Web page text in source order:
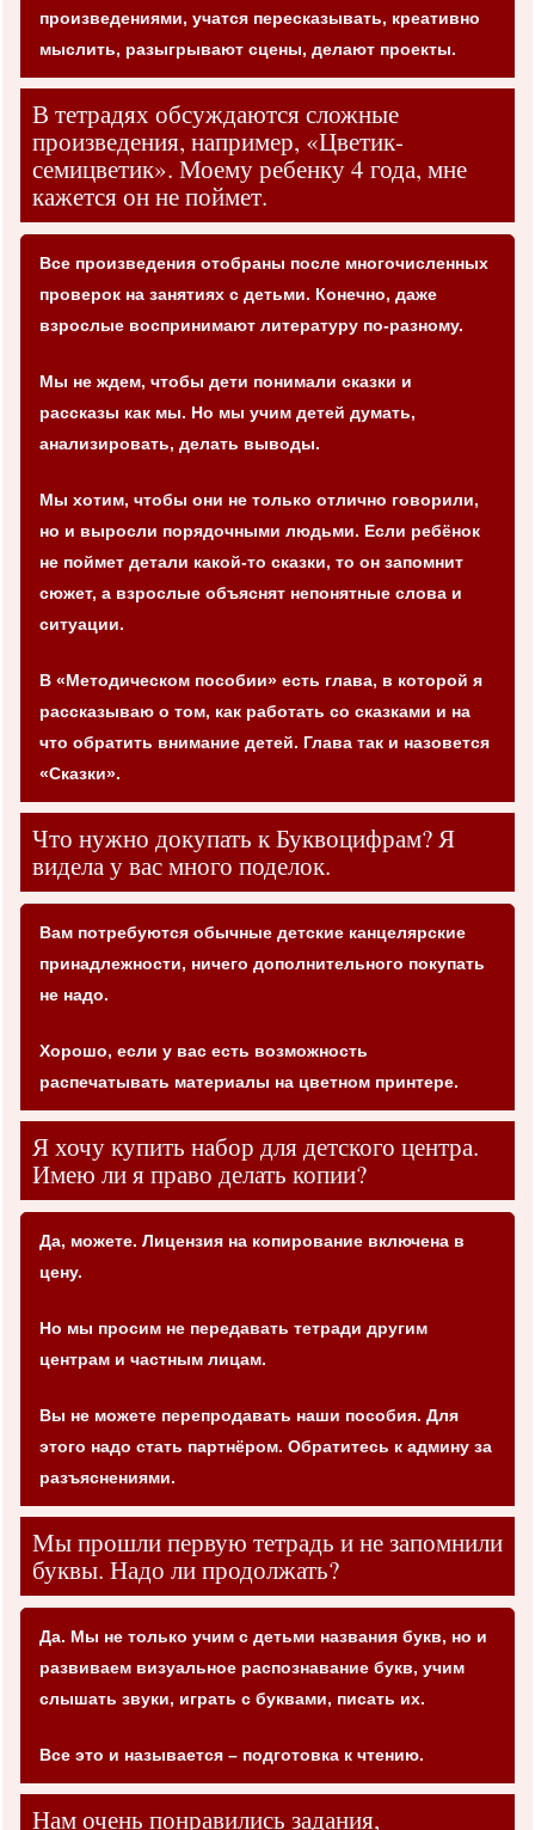
произведениями, учатся пересказывать, креативно
мыслить, разыгрывают сцены, делают проекты.
В тетрадях обсуждаются сложные
произведения, например, «Цветик-
семицветик». Моему ребенку 4 года, мне
кажется он не поймет.
Все произведения отобраны после многочисленных
проверок на занятиях с детьми. Конечно, даже
взрослые воспринимают литературу по-разному.
Мы не ждем, чтобы дети понимали сказки и
рассказы как мы. Но мы учим детей думать,
анализировать, делать выводы.
Мы хотим, чтобы они не только отлично говорили,
но и выросли порядочными людьми. Если ребёнок
не поймет детали какой-то сказки, то он запомнит
сюжет, а взрослые объяснят непонятные слова и
ситуации.
В «Методическом пособии» есть глава, в которой я
рассказываю о том, как работать со сказками и на
что обратить внимание детей. Глава так и назовется
«Сказки».
Что нужно докупать к Буквоцифрам? Я
видела у вас много поделок.
Вам потребуются обычные детские канцелярские
принадлежности, ничего дополнительного покупать
не надо.
Хорошо, если у вас есть возможность
распечатывать материалы на цветном принтере.
Я хочу купить набор для детского центра.
Имею ли я право делать копии?
Да, можете. Лицензия на копирование включена в
цену.
Но мы просим не передавать тетради другим
центрам и частным лицам.
Вы не можете перепродавать наши пособия. Для
этого надо стать партнёром. Обратитесь к админу за
разъяснениями.
Мы прошли первую тетрадь и не запомнили
буквы. Надо ли продолжать?
Да. Мы не только учим с детьми названия букв, но и
развиваем визуальное распознавание букв, учим
слышать звуки, играть с буквами, писать их.
Все это и называется – подготовка к чтению.
Нам очень понравились задания,